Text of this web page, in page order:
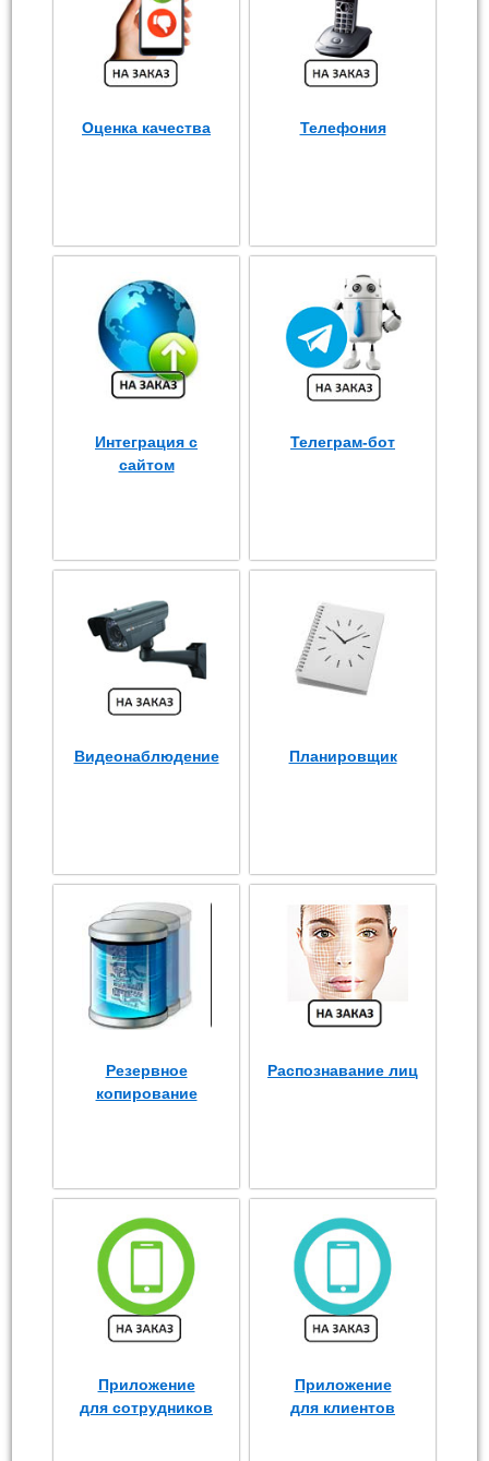
Оценка качества Телефония
Интеграция с
сайтом
Телеграм-бот
Видеонаблюдение Планировщик
Резервное
копирование
Распознавание лиц
Приложение
для сотрудников
Приложение
для клиентов